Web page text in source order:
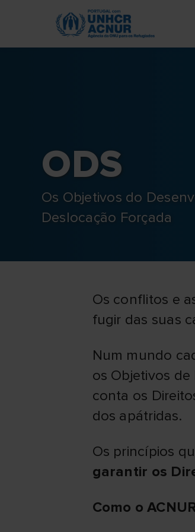
ODS
Os Objetivos do
Deslocação Forçada
Os conflitos e
fugir das suas
Num mundo
os Objetivos
conta os
dos apátridas.
Os princípios
garantir os
Como o